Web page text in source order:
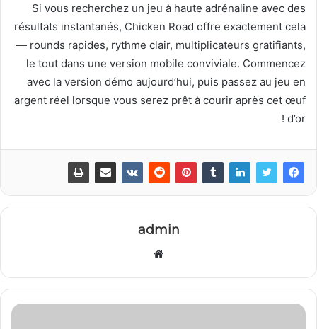
Si vous recherchez un jeu à haute adrénaline avec des
résultats instantanés, Chicken Road offre exactement cela
— rounds rapides, rythme clair, multiplicateurs gratifiants,
le tout dans une version mobile conviviale. Commencez
avec la version démo aujourd’hui, puis passez au jeu en
argent réel lorsque vous serez prêt à courir après cet œuf
d’or !
admin